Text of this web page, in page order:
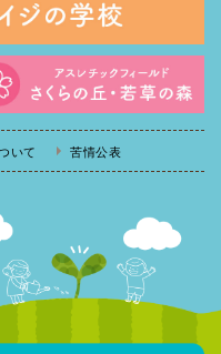
いて 苦情公表